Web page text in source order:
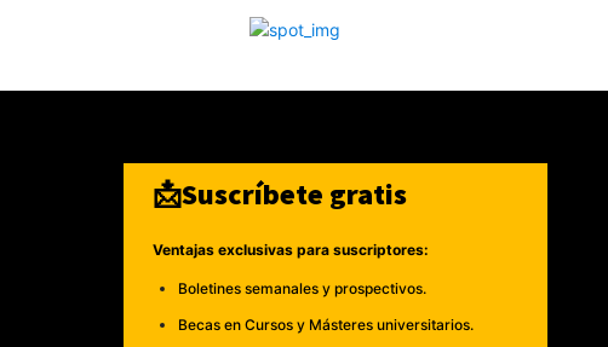
📩Suscríbete gratis
Ventajas exclusivas para suscriptores:
Boletines semanales y prospectivos.
Becas en Cursos y Másteres universitarios.